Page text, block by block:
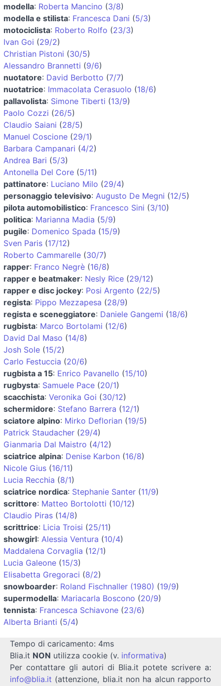
modella: Roberta Mancino (3/8)
modella e stilista: Francesca Dani (5/3)
motociclista: Roberto Rolfo (23/3)
Ivan Goi (29/2)
Christian Pistoni (30/5)
Alessandro Brannetti (9/6)
nuotatore: David Berbotto (7/7)
nuotatrice: Immacolata Cerasuolo (18/6)
pallavolista: Simone Tiberti (13/9)
Paolo Cozzi (26/5)
Claudio Saiani (28/5)
Manuel Coscione (29/1)
Barbara Campanari (4/2)
Andrea Bari (5/3)
Antonella Del Core (5/11)
pattinatore: Luciano Milo (29/4)
personaggio televisivo: Augusto De Megni (12/5)
pilota automobilistico: Francesco Sini (3/10)
politica: Marianna Madia (5/9)
pugile: Domenico Spada (15/9)
Sven Paris (17/12)
Roberto Cammarelle (30/7)
rapper: Franco Negrè (16/8)
rapper e beatmaker: Nesly Rice (29/12)
rapper e disc jockey: Posi Argento (22/5)
regista: Pippo Mezzapesa (28/9)
regista e sceneggiatore: Daniele Gangemi (18/6)
rugbista: Marco Bortolami (12/6)
David Dal Maso (14/8)
Josh Sole (15/2)
Carlo Festuccia (20/6)
rugbista a 15: Enrico Pavanello (15/10)
rugbysta: Samuele Pace (20/1)
scacchista: Veronika Goi (30/12)
schermidore: Stefano Barrera (12/1)
sciatore alpino: Mirko Deflorian (19/5)
Patrick Staudacher (29/4)
Gianmaria Dal Maistro (4/12)
sciatrice alpina: Denise Karbon (16/8)
Nicole Gius (16/11)
Lucia Recchia (8/1)
sciatrice nordica: Stephanie Santer (11/9)
scrittore: Matteo Bortolotti (10/12)
Claudio Piras (14/8)
scrittrice: Licia Troisi (25/11)
showgirl: Alessia Ventura (10/4)
Maddalena Corvaglia (12/1)
Lucia Galeone (15/3)
Elisabetta Gregoraci (8/2)
snowboarder: Roland Fischnaller (1980) (19/9)
supermodella: Mariacarla Boscono (20/9)
tennista: Francesca Schiavone (23/6)
Alberta Brianti (5/4)
Tempo di caricamento: 4ms
Blia.it NON utilizza cookie (v. informativa)
Per contattare gli autori di Blia.it potete scrivere a:
info@blia.it (attenzione, blia.it non ha alcun rapporto